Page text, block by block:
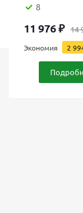
8
11 976₽ 14
Экономия 2